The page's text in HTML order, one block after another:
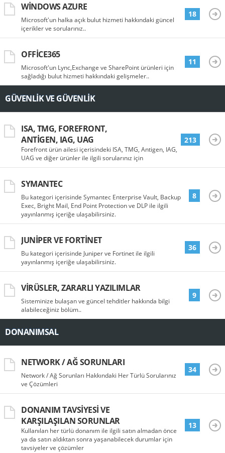
WINDOWS AZURE
Microsoft'un halka açık bulut hizmeti hakkındaki güncel
içerikler ve sorularınız..
18
OFFICE365
Microsoft'un Lync,Exchange ve SharePoint ürünleri için
sağladığı bulut hizmeti hakkındaki gelişmeler..
11
GÜVENLIK VE GÜVENLIK
ISA, TMG, FOREFRONT,
ANTIGEN, IAG, UAG
Forefront ürün ailesi içerisindeki ISA, TMG, Antigen, IAG,
UAG ve diğer ürünler ile ilgili sorularınız için
213
SYMANTEC
Bu kategori içerisinde Symantec Enterprise Vault, Backup
Exec, Bright Mail, End Point Protection ve DLP ile ilgili
yayınlanmış içeriğe ulaşabilirsiniz.
8
JUNIPER VE FORTINET
Bu kategori içerisinde Juniper ve Fortinet ile ilgili
yayınlanmış içeriğe ulaşabilirsiniz.
36
VIRÜSLER, ZARARLI YAZILIMLAR
Sisteminize bulaşan ve güncel tehditler hakkında bilgi
alabileceğiniz bölüm..
9
DONANIMSAL
NETWORK / AĞ SORUNLARI
Network / Ağ Sorunları Hakkındaki Her Türlü Sorularınız
ve Çözümleri
34
DONANIM TAVSIYESI VE
KARŞILAŞILAN SORUNLAR
Kullanılan her türlü donanım ile ilgili satın almadan önce
ya da satın aldıktan sonra yaşanabilecek durumlar için
tavsiyeler ve çözümler
13